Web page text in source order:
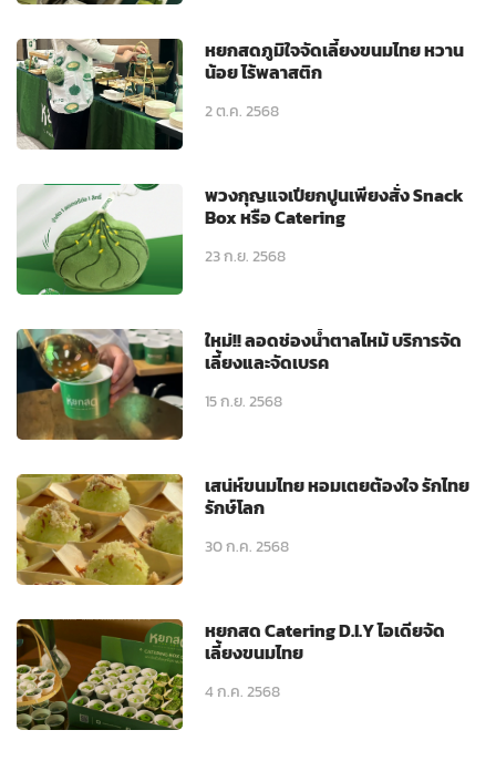
หยกสดภูมิใจจัดเลี้ยงขนมไทย หวาน
น้อย ไร้พลาสติก
2 ต.ค. 2568
พวงกุญแจเปียกปูนเพียงสั่ง Snack
Box หรือ Catering
23 ก.ย. 2568
ใหม่!! ลอดช่องน้ำตาลไหม้ บริการจัด
เลี้ยงและจัดเบรค
15 ก.ย. 2568
เสน่ห์ขนมไทย หอมเตยต้องใจ รักไทย
รักษ์โลก
30 ก.ค. 2568
หยกสด Catering D.I.Y ไอเดียจัด
เลี้ยงขนมไทย
4 ก.ค. 2568